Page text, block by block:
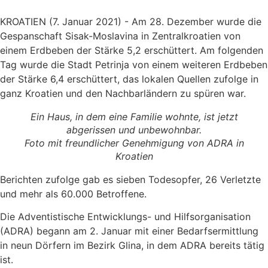
KROATIEN (7. Januar 2021) - Am 28. Dezember wurde die
Gespanschaft Sisak-Moslavina in Zentralkroatien von
einem Erdbeben der Stärke 5,2 erschüttert. Am folgenden
Tag wurde die Stadt Petrinja von einem weiteren Erdbeben
der Stärke 6,4 erschüttert, das lokalen Quellen zufolge in
ganz Kroatien und den Nachbarländern zu spüren war.
Ein Haus, in dem eine Familie wohnte, ist jetzt
abgerissen und unbewohnbar.
Foto mit freundlicher Genehmigung von ADRA in
Kroatien
Berichten zufolge gab es sieben Todesopfer, 26 Verletzte
und mehr als 60.000 Betroffene.
Die Adventistische Entwicklungs- und Hilfsorganisation
(ADRA) begann am 2. Januar mit einer Bedarfsermittlung
in neun Dörfern im Bezirk Glina, in dem ADRA bereits tätig
ist.